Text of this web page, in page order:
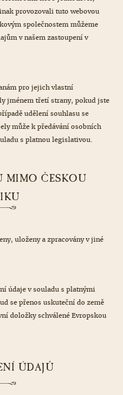
provozovali tuto webovou
společnostem můžeme
v našem zastoupení v
pro jejich vlastní
jménem třetí strany, pokud jste
udělení souhlasu se
může k předávání osobních
s platnou legislativou.
MIMO ČESKOU
uloženy a zpracovány v jiné
údaje v souladu s platnými
se přenos uskuteční do země
doložky schválené Evropskou
ÚDAJŮ